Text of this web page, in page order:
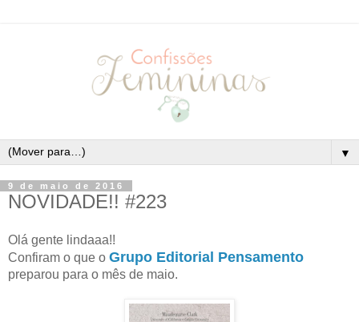
▼
9 de maio de 2016
NOVIDADE!! #223
Olá gente lindaaa!!
Confiram o que o Grupo Editorial Pensamento
preparou para o mês de maio.